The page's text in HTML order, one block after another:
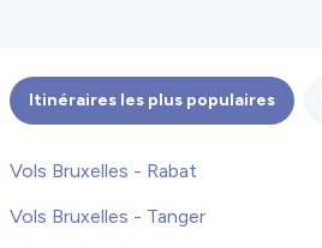
Itinéraires les plus populaires
Vols Bruxelles - Rabat
Vols Bruxelles - Tanger